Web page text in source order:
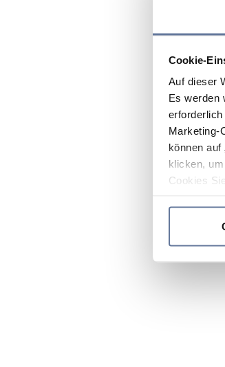
Cookie-
Auf dieser
Es werden
Marketing-
können auf
klicken,
Cookies